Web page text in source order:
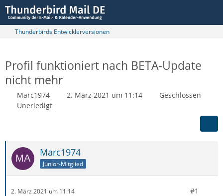
Thunderbirds Entwicklerversionen
Profil funktioniert nach BETA-Update
nicht mehr
Marc1974 2. März 2021 um 11:14
Geschlossen
Unerledigt
Marc1974
Junior-Mitglied
2. März 2021 um 11:14 #1